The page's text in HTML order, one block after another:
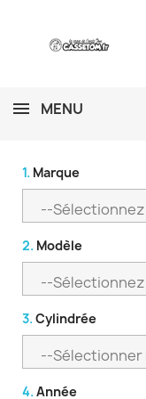
MENU
1. Marque
2. Modèle
3. Cylindrée
4. Année